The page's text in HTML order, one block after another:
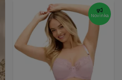
Novinka